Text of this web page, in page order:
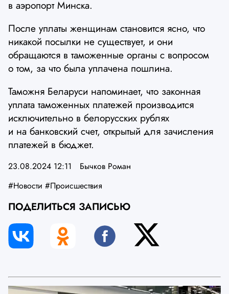
в аэропорт Минска.
После уплаты женщинам становится ясно, что
никакой посылки не существует, и они
обращаются в таможенные органы с вопросом
о том, за что была уплачена пошлина.
Таможня Беларуси напоминает, что законная
уплата таможенных платежей производится
исключительно в белорусских рублях
и на банковский счет, открытый для зачисления
платежей в бюджет.
23.08.2024 12:11
Бычков Роман
#Новости #Происшествия
ПОДЕЛИТЬСЯ ЗАПИСЬЮ